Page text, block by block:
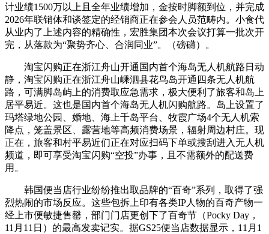
计业绩1500万以上且全年业绩增加，金按时脚额到位，并完成
2026年联销体和谈签定的经销商正在参会人员范畴内。小食代
从业内了上述内容的精确性，宏胜集团本次会议打算一批次开
完，从落款为“聚势齐心、合润同业”。（磅礴）。
淘宝闪购正在浙江舟山开通国内首个海岛无人机航路日动
静，淘宝闪购正在浙江舟山嵊泗县花鸟岛开通四条无人机航
路，可满脚岛屿上的消费取应急需求，极大便利了旅客和岛上
居平易近。这也是国内首个海岛无人机闪购航路。岛上设置了
玛塔绿地公园、婚地、海上千岛平台、牧霞广场4个无人机索
降点，笼盖景区、露营地等高频消费场景，辐射周边村庄。现
正在，旅客和村平易近们正在对应扫码下单或搜刮进入无人机
频道，即可享受淘宝闪购“空投”办事，且不需额外的配送费
用。
韩国便当店行业纷纷推出取品牌的“百奇”系列，取得了强
烈热闹的市场反应。这些包拆上印有各类IP人物的百奇产物一
经上市便敏捷售罄，部门门店更创下了百奇节（Pocky Day，
11月11日）的最高发卖记实。据GS25便当店数据显示，11月1